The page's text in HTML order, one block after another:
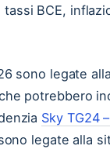
BCE,
sono legate
potrebbero
Sky TG24
legate alla